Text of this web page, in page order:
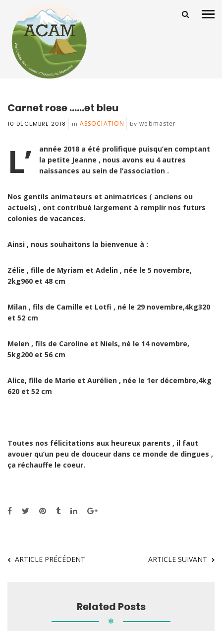
Carnet rose ……et bleu
10 DÉCEMBRE 2018 in ASSOCIATION bywebmaster
L’
année 2018 a été prolifique puisqu’en comptant
la petite Jeanne , nous avons eu 4 autres
naissances au sein de l’association .
Nos gentils animateurs et animatrices ( anciens ou
actuels) , ont contribué largement à remplir nos futurs
colonies de vacances.
Ainsi , nous souhaitons la bienvenue à :
Zélie , fille de Myriam et Adelin , née le 5 novembre,
2kg960 et 48 cm
Milan , fils de Camille et Lotfi , né le 29 novembre,4kg320
et 52 cm
Melen , fils de Caroline et Niels, né le 14 novembre,
5kg200 et 56 cm
Alice, fille de Marie et Aurélien , née le 1er décembre,4kg
620 et 52 cm
Toutes nos félicitations aux heureux parents , il faut
avouer qu’un peu de douceur dans ce monde de dingues ,
ça réchauffe le coeur.
ARTICLE PRÉCÉDENT ARTICLE SUIVANT
Related Posts
✻